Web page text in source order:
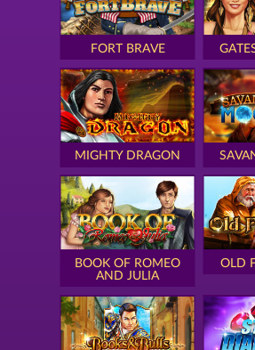
FORT BRAVE
MIGHTY DRAGON
BOOK OF ROMEO
AND JULIA
OLD